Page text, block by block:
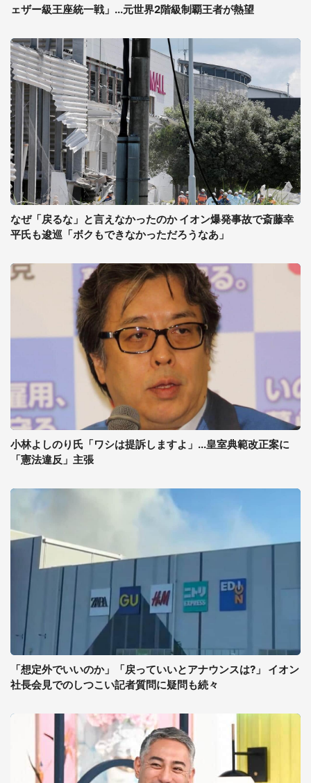
ェザー級王座統一戦」...元世界2階級制覇王者が熱望
なぜ「戻るな」と言えなかったのか イオン爆発事故で斎藤幸
平氏も逡巡「ボクもできなかっただろうなあ」
小林よしのり氏「ワシは提訴しますよ」...皇室典範改正案に
「憲法違反」主張
「想定外でいいのか」「戻っていいとアナウンスは?」 イオン
社長会見でのしつこい記者質問に疑問も続々